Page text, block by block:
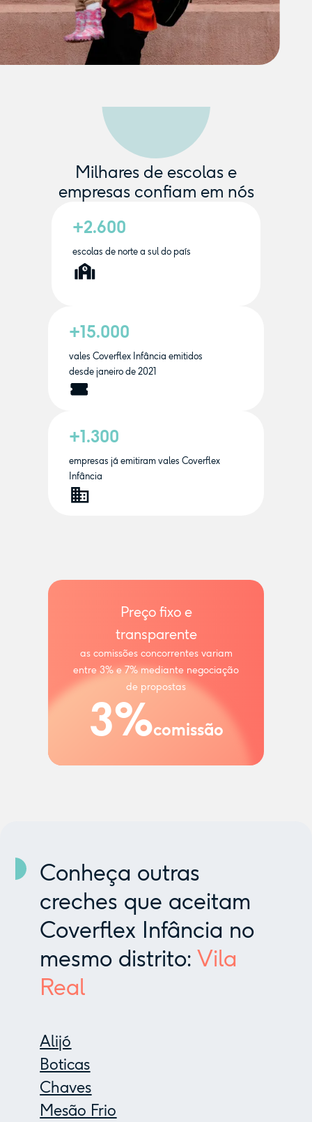
Milhares de escolas e
empresas confiam em nós
+2.600
escolas de norte a sul do país
+15.000
vales Coverflex Infância emitidos
desde janeiro de 2021
+1.300
empresas já emitiram vales Coverflex
Infância
Preço fixo e
transparente
as comissões concorrentes variam
entre 3% e 7% mediante negociação
de propostas
3%comissão
Conheça outras
creches que aceitam
Coverflex Infância no
mesmo distrito:Vila
Real
Alijó
Boticas
Chaves
Mesão Frio